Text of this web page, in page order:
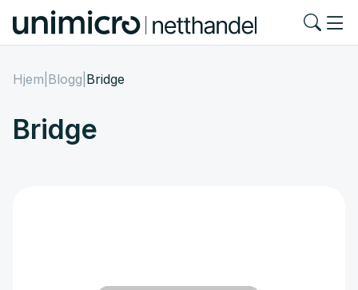
Hjem Blogg Bridge
Bridge